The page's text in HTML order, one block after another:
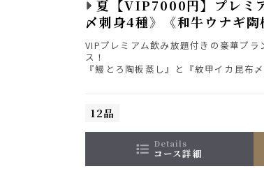
ース、ペプシコーラ、ジンジャーエール
夏【VIP7000円】プレミ
〆刺身4種》《和牛ウナギ陶
VIPプレミアム飲み放題付きの豪華プ
ス！
『鰻とろ陶板蒸し』と『紋甲イカ昆布
12品
details
コース詳細